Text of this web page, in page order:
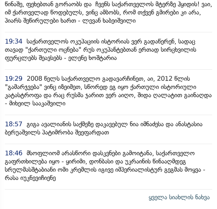
წინაშე, ფეხებთან გორაობს და ჩვენს საქართველოს მტერზე ჰყიდის! ვაი,
იმ ქართველად წოდებულს, ვინც ამბობს, რომ თქვენ გმირები კი არა,
პიარს შეწირულები ხართ - ლევან ხაბეიშვილი
19:34 საქართველოს ოკუპაციის ისტორიას ვერ გადაწერენ, სადაც
თავად "ქართული ოცნება" რუს ოკუპანტებთან ერთად სირცხვილის
ფურცლებს შეავსებს - ელენე ხოშტარია
19:29
2008 წელს საქართველო გადავარჩინეთ, აი, 2012 წლის
"გამარჯვება" ვინც იზეიმეთ, სწორედ ეგ იყო ქართული ისტორიული
კატასტროფა და რაც რუსმა ჯარით ვერ აიღო, შიდა ღალატით გაინაღდა
- მიხეილ სააკაშვილი
18:57 გიგა ავალიანის საქმეზე დაკავებულ ნია იმნაძესა და ანასტასია
ბერუაშვილს პატიმრობა შეეფარდათ
18:46 მსოფლიომ არასწორი დასკვნები გამოიტანა, საქართველო
გაფრთხილება იყო - ყირიმი, დონბასი და უკრაინის წინააღმდეგ
სრულმასშტაბიანი ომი კრემლის იგივე იმპერიალისტურ გეგმას მოყვა -
რასა იუკნევიჩიენე
ყველა სიახლის ნახვა